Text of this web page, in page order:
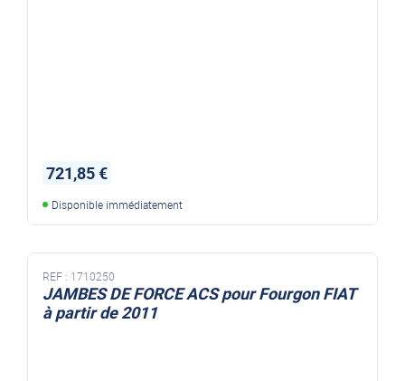
721,85 €
Disponible immédiatement
REF : 1710250
JAMBES DE FORCE ACS pour Fourgon FIAT
à partir de 2011